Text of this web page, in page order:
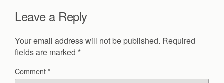
Leave a Reply
Your email address will not be published. Required
fields are marked *
Comment*